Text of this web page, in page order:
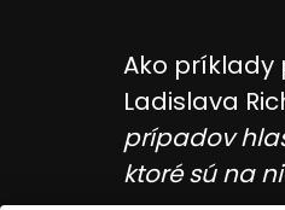
Ako príklady
Ladislava
prípadov
ktoré sú na